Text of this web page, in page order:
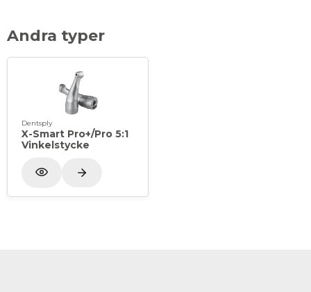
Andra typer
Dentsply
X-Smart Pro+/Pro 5:1
Vinkelstycke